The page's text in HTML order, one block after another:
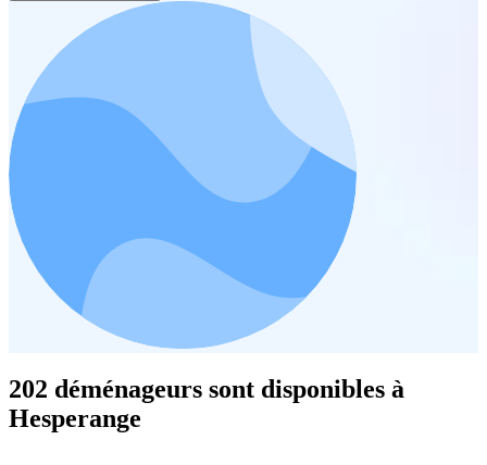
202 déménageurs sont disponibles à
Hesperange